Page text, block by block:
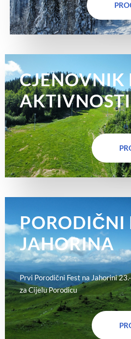
CJENOVNIK
AKTIVNOSTI
PORODIČNI
JAHORINA
Prvi Porodični Fest na Jahorini
za Cijelu Porodicu